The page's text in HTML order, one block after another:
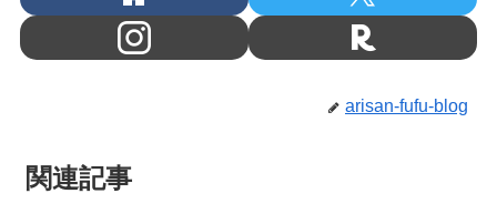
arisan-fufu-blog
関連記事